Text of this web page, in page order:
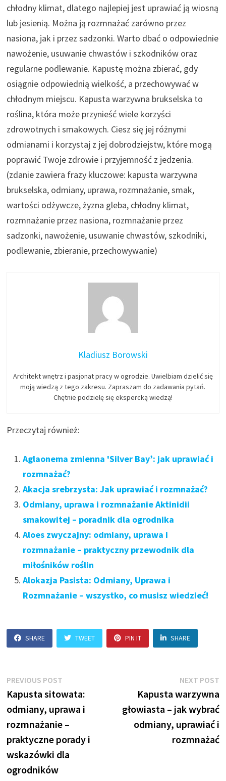
chłodny klimat, dlatego najlepiej jest uprawiać ją wiosną
lub jesienią. Można ją rozmnażać zarówno przez
nasiona, jak i przez sadzonki. Warto dbać o odpowiednie
nawożenie, usuwanie chwastów i szkodników oraz
regularne podlewanie. Kapustę można zbierać, gdy
osiągnie odpowiednią wielkość, a przechowywać w
chłodnym miejscu. Kapusta warzywna brukselska to
roślina, która może przynieść wiele korzyści
zdrowotnych i smakowych. Ciesz się jej różnymi
odmianami i korzystaj z jej dobrodziejstw, które mogą
poprawić Twoje zdrowie i przyjemność z jedzenia.
(zdanie zawiera frazy kluczowe: kapusta warzywna
brukselska, odmiany, uprawa, rozmnażanie, smak,
wartości odżywcze, żyzna gleba, chłodny klimat,
rozmnażanie przez nasiona, rozmnażanie przez
sadzonki, nawożenie, usuwanie chwastów, szkodniki,
podlewanie, zbieranie, przechowywanie)
Kladiusz Borowski
Architekt wnętrz i pasjonat pracy w ogrodzie. Uwielbiam dzielić się
moją wiedzą z tego zakresu. Zapraszam do zadawania pytań.
Chętnie podzielę się ekspercką wiedzą!
Przeczytaj również:
Aglaonema zmienna 'Silver Bay’: jak uprawiać i
rozmnażać?
Akacja srebrzysta: Jak uprawiać i rozmnażać?
Odmiany, uprawa i rozmnażanie Aktinidii
smakowitej – poradnik dla ogrodnika
Aloes zwyczajny: odmiany, uprawa i
rozmnażanie – praktyczny przewodnik dla
miłośników roślin
Alokazja Pasista: Odmiany, Uprawa i
Rozmnażanie – wszystko, co musisz wiedzieć!
SHARE TWEET PIN IT SHARE
Nawigacja
wpisu
PREVIOUS POST
post:
Kapusta sitowata:
odmiany, uprawa i
rozmnażanie –
praktyczne porady i
wskazówki dla
ogrodników
NEXT POST
Kapusta warzywna
głowiasta – jak wybrać
odmiany, uprawiać i
rozmnażać